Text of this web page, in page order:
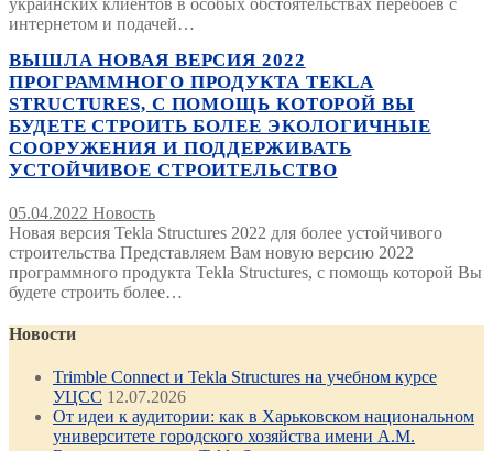
украинских клиентов в особых обстоятельствах перебоев с
интернетом и подачей…
ВЫШЛА НОВАЯ ВЕРСИЯ 2022
ПРОГРАММНОГО ПРОДУКТА TEKLA
STRUCTURES, С ПОМОЩЬ КОТОРОЙ ВЫ
БУДЕТЕ СТРОИТЬ БОЛЕЕ ЭКОЛОГИЧНЫЕ
СООРУЖЕНИЯ И ПОДДЕРЖИВАТЬ
УСТОЙЧИВОЕ СТРОИТЕЛЬСТВО
05.04.2022 Новость
Новая версия Tekla Structures 2022 для более устойчивого
строительства Представляем Вам новую версию 2022
программного продукта Tekla Structures, с помощь которой Вы
будете строить более…
Новости
Trimble Connect и Tekla Structures на учебном курсе
УЦСС 12.07.2026
От идеи к аудитории: как в Харьковском национальном
университете городского хозяйства имени А.М.